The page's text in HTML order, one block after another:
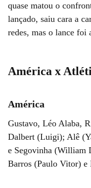
quase matou o
lançado, saiu cara a
redes, mas o lance foi
América x
América
Gustavo, Léo Alaba,
Dalbert (Luigi); Alê
e Segovinha (William
Barros (Paulo Vitor) e